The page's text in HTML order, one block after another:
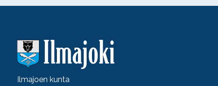
Ilmajoen kunta